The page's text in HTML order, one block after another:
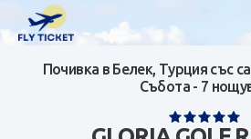
Почивки от Варна
Почивка в Белек, Турция със
Събота - 7